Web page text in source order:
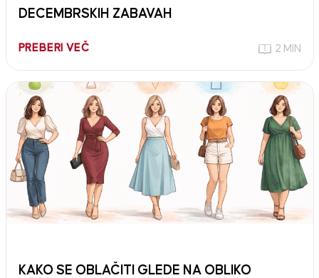
DECEMBRSKIH ZABAVAH
PREBERI VEČ 2 MIN
KAKO SE OBLAČITI GLEDE NA OBLIKO